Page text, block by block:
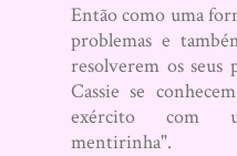
Então como uma
problemas e
resolverem os seus
Cassie se
exército com
mentirinha".